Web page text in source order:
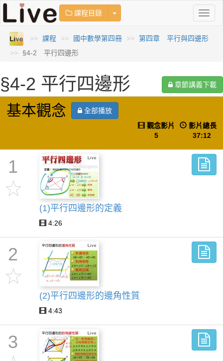
課程目錄 Toggle Dropdown
課程 國中數學第四冊
第四章 平行與四邊形
§4-2 平行四邊形
§4-2 平行四邊形 章節講義下載
基本觀念
全部播放
影片總長
37:12
觀念影片
5
1
(1)平行四邊形的定義
4:26
2
(2)平行四邊形的邊角性質
4:43
3